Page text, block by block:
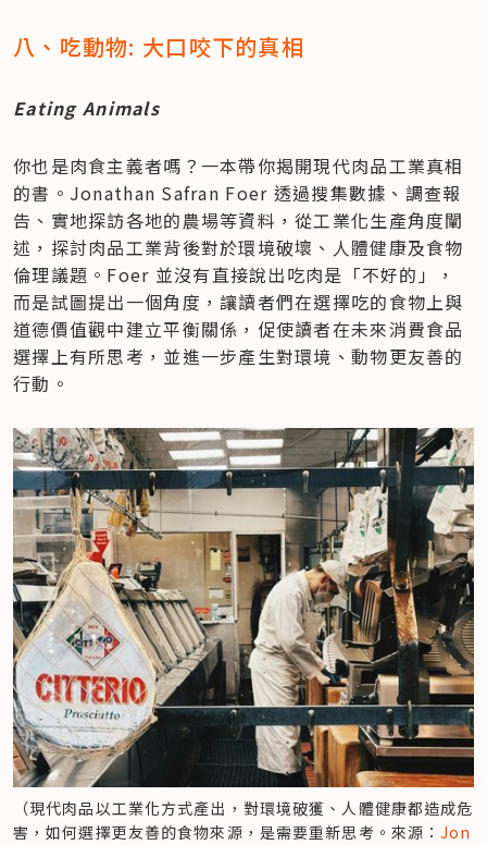
八、吃動物: 大口咬下的真相
Eating Animals
你也是肉食主義者嗎？一本帶你揭開現代肉品工業真相
的書。Jonathan Safran Foer 透過搜集數據、調查報
告、實地探訪各地的農場等資料，從工業化生產角度闡
述，探討肉品工業背後對於環境破壞、人體健康及食物
倫理議題。Foer 並沒有直接說出吃肉是「不好的」，
而是試圖提出一個角度，讓讀者們在選擇吃的食物上與
道德價值觀中建立平衡關係，促使讀者在未來消費食品
選擇上有所思考，並進一步產生對環境、動物更友善的
行動。
（現代肉品以工業化方式產出，對環境破獲、人體健康都造成危
害，如何選擇更友善的食物來源，是需要重新思考。來源：Jon